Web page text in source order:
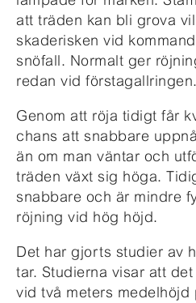
att träden kan bli grova
skaderisken vid
snöfall. Normalt ger
redan vid förstagallringen.
Genom att röja tidigt får
chans att snabbare
än om man väntar och
träden växt sig höga.
snabbare och är mindre
röjning vid hög höjd.
Det har gjorts studier av
tar. Studierna visar att
vid två meters medelhöjd